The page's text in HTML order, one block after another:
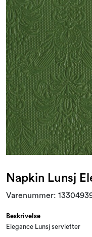
Napkin Lunsj
Varenummer:
Beskrivelse
Elegance Lunsj servietter
Sesonger og høytider
Kampanjer og Outlet